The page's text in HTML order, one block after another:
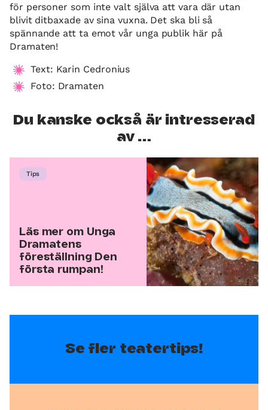
för personer som inte valt själva att vara där utan
blivit ditbaxade av sina vuxna. Det ska bli så
spännande att ta emot vår unga publik här på
Dramaten!
Text: Karin Cedronius
Foto: Dramaten
Du kanske också är intresserad
av …
Tips
Läs mer om Unga
Dramatens
föreställning Den
första rumpan!
Se fler teatertips!